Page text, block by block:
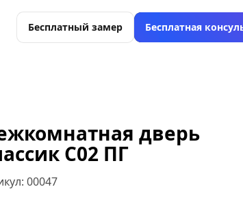
Бесплатный замер Бесплатная
дверь
C02 ПГ
00047